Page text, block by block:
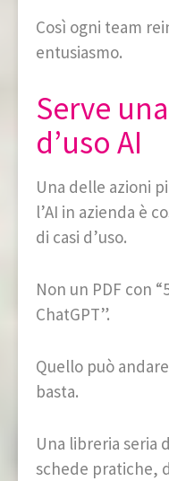
Così ogni team
entusiasmo.
Serve
d’uso AI
Una delle azioni
l’AI in azienda è
di casi d’uso.
Non un PDF con
ChatGPT”.
Quello può
basta.
Una libreria seria
schede pratiche,